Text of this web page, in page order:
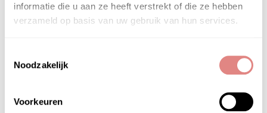
informatie die u aan ze heeft verstrekt of die ze hebben
verzameld op basis van uw gebruik van hun services.
Noodzakelijk
Voorkeuren